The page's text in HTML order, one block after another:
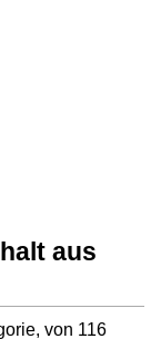
aus
von 116